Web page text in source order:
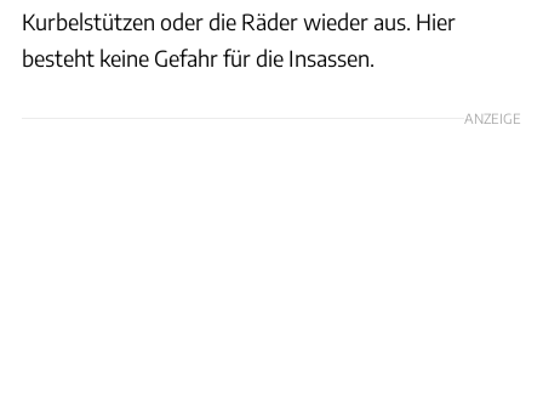
Kurbelstützen oder die Räder wieder aus. Hier
besteht keine Gefahr für die Insassen.
ANZEIGE